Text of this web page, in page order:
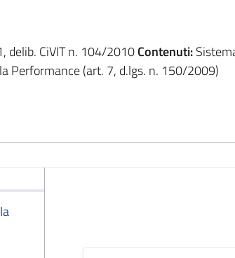
delib. CiVIT n. 104/2010Contenuti:
Performance (art. 7, d.lgs. n. 150/2009)